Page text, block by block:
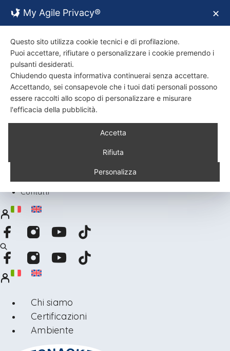
Back
Ricette
Contatti
Chi siamo
Certificazioni
Ambiente
My Agile Privacy® ✕
Questo sito utilizza cookie tecnici e di profilazione.
Puoi accettare, rifiutare o personalizzare i cookie premendo i
pulsanti desiderati.
Chiudendo questa informativa continuerai senza accettare.
Accettando, sei consapevole che i tuoi dati personali possono
essere raccolti allo scopo di personalizzare e misurare
l'efficacia della pubblicità.
Accetta
Rifiuta
Personalizza